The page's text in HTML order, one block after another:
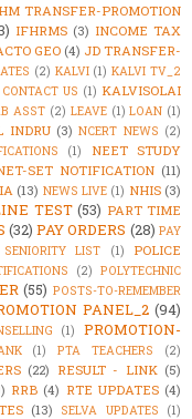
HM TRANSFER-PROMOTION
IFHRMS (3) INCOME TAX
GEO (4) JD TRANSFER-
(2) KALVI (1) KALVI TV_2
US (1) KALVISOLAI
ASST (2) LEAVE (1) LOAN (1)
INDRU (3) NCERT NEWS (2)
(1)
NEET STUDY
SET NOTIFICATION (11)
(13) NEWS LIVE (1) NHIS (3)
TEST (53) PART TIME
(32) PAY ORDERS (28) PAY
LIST (1)
POLICE
(2) POLYTECHNIC
(55) POSTS-TO-REMEMBER
PANEL_2 (94)
(1)
PROMOTION-
(1) PTA TEACHERS
(2)
(22) RESULT - LINK (5)
RRB (4) RTE UPDATES (4)
(13) SELVA UPDATES
(1)